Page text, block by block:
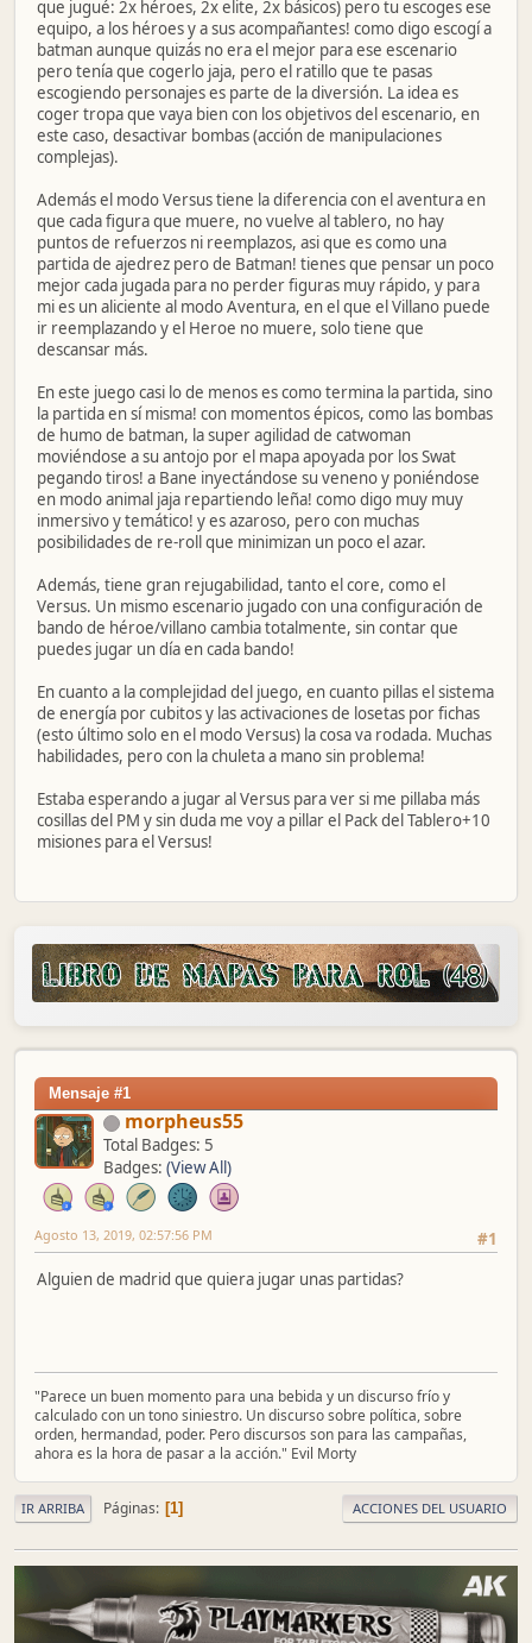
que jugué: 2x héroes, 2x elite, 2x básicos) pero tu escoges ese
equipo, a los héroes y a sus acompañantes! como digo escogí a
batman aunque quizás no era el mejor para ese escenario
pero tenía que cogerlo jaja, pero el ratillo que te pasas
escogiendo personajes es parte de la diversión. La idea es
coger tropa que vaya bien con los objetivos del escenario, en
este caso, desactivar bombas (acción de manipulaciones
complejas).
Además el modo Versus tiene la diferencia con el aventura en
que cada figura que muere, no vuelve al tablero, no hay
puntos de refuerzos ni reemplazos, asi que es como una
partida de ajedrez pero de Batman! tienes que pensar un poco
mejor cada jugada para no perder figuras muy rápido, y para
mi es un aliciente al modo Aventura, en el que el Villano puede
ir reemplazando y el Heroe no muere, solo tiene que
descansar más.
En este juego casi lo de menos es como termina la partida, sino
la partida en sí misma! con momentos épicos, como las bombas
de humo de batman, la super agilidad de catwoman
moviéndose a su antojo por el mapa apoyada por los Swat
pegando tiros! a Bane inyectándose su veneno y poniéndose
en modo animal jaja repartiendo leña! como digo muy muy
inmersivo y temático! y es azaroso, pero con muchas
posibilidades de re-roll que minimizan un poco el azar.
Además, tiene gran rejugabilidad, tanto el core, como el
Versus. Un mismo escenario jugado con una configuración de
bando de héroe/villano cambia totalmente, sin contar que
puedes jugar un día en cada bando!
En cuanto a la complejidad del juego, en cuanto pillas el sistema
de energía por cubitos y las activaciones de losetas por fichas
(esto último solo en el modo Versus) la cosa va rodada. Muchas
habilidades, pero con la chuleta a mano sin problema!
Estaba esperando a jugar al Versus para ver si me pillaba más
cosillas del PM y sin duda me voy a pillar el Pack del Tablero+10
misiones para el Versus!
Mensaje #1
morpheus55
Total Badges: 5
Badges: (View All)
#1
Agosto 13, 2019, 02:57:56 PM
Alguien de madrid que quiera jugar unas partidas?
"Parece un buen momento para una bebida y un discurso frío y
calculado con un tono siniestro. Un discurso sobre política, sobre
orden, hermandad, poder. Pero discursos son para las campañas,
ahora es la hora de pasar a la acción." Evil Morty
IR ARRIBA Páginas 1 ACCIONES DEL USUARIO